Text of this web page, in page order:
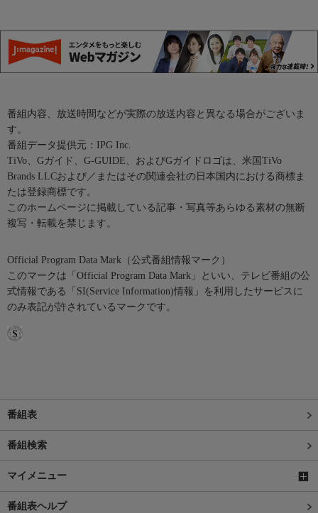
番組内容、放送時間などが実際の放送内容と異なる場合がございま
す。
番組データ提供元：IPG Inc.
TiVo、Gガイド、G-GUIDE、およびGガイドロゴは、米国TiVo
Brands LLCおよび／またはその関連会社の日本国内における商標ま
たは登録商標です。
このホームページに掲載している記事・写真等あらゆる素材の無断
複写・転載を禁じます。
Official Program Data Mark（公式番組情報マーク）
このマークは「Official Program Data Mark」といい、テレビ番組の公
式情報である「SI(Service Information)情報」を利用したサービスに
のみ表記が許されているマークです。
番組表
番組検索
マイメニュー
番組表ヘルプ